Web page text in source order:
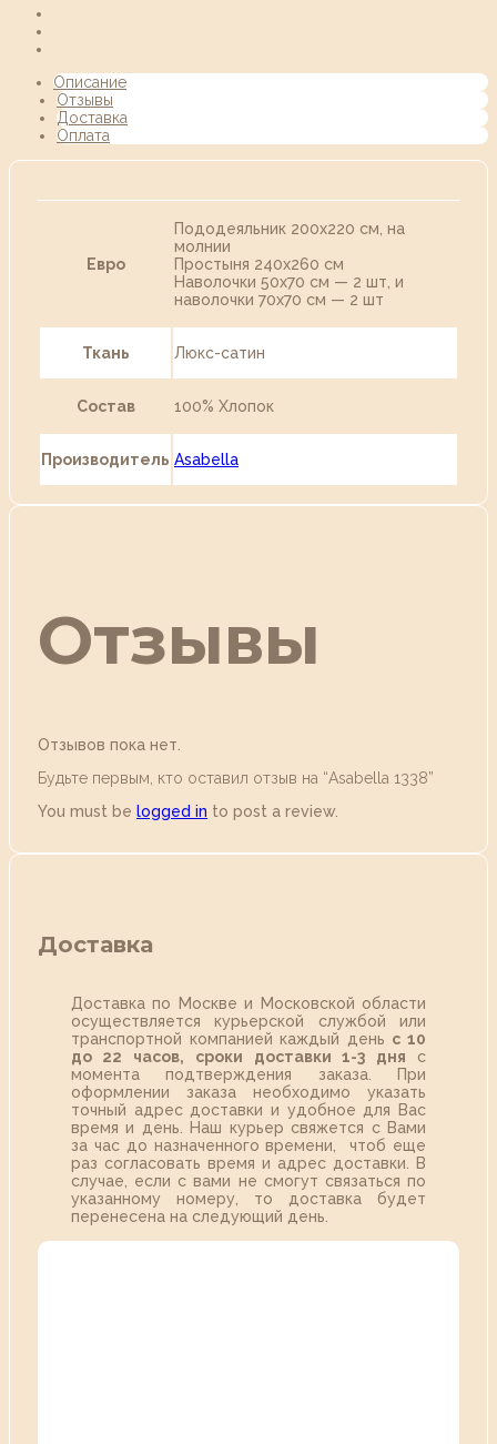
Описание
Отзывы
Доставка
Оплата
Евро
Пододеяльник 200х220 см, на
молнии
Простыня 240х260 см
Наволочки 50х70 см — 2 шт, и
наволочки 70х70 см — 2 шт
Ткань Люкс-сатин
Состав 100% Хлопок
Производитель Asabella
Отзывы
Отзывов пока нет.
Будьте первым, кто оставил отзыв на “Аsabella 1338”
You must be logged in to post a review.
Доставка
Доставка по Москве и Московской области
осуществляется курьерской службой или
транспортной компанией каждый день с 10
до 22 часов,
сроки доставки 1-3 дня с
момента подтверждения заказа. При
оформлении заказа необходимо указать
точный адрес доставки и удобное для Вас
время и день. Наш курьер свяжется с Вами
за час до назначенного времени, чтоб еще
раз согласовать время и адрес доставки. В
случае, если с вами не смогут связаться по
указанному номеру, то доставка будет
перенесена на следующий день.